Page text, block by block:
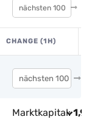
nächsten 100
CHANGE (1H)
nächsten 100
Marktkapital:1,99 T